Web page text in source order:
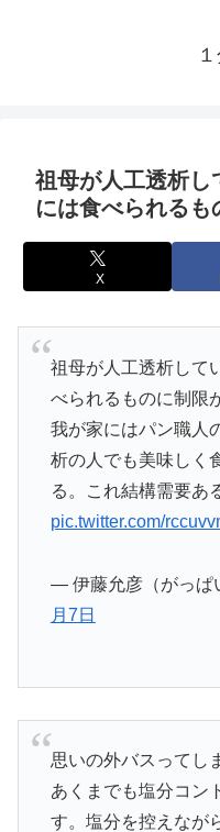
祖母が人工透析し
には食べられるも
X
祖母が人工透析して
べられるものに制限
我が家にはパン職人
析の人でも美味しく
る。これ結構需要あ
pic.twitter.com/
— 伊藤允彦（がっぱ
月7日
思いの外バスってし
あくまでも塩分コン
す。塩分を控えなが